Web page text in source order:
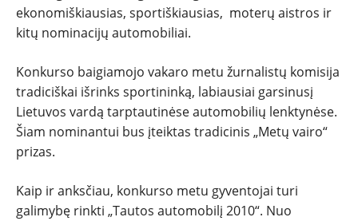
ekonomiškiausias, sportiškiausias, moterų aistros ir
kitų nominacijų automobiliai.
Konkurso baigiamojo vakaro metu žurnalistų komisija
tradiciškai išrinks sportininką, labiausiai garsinusį
Lietuvos vardą tarptautinėse automobilių lenktynėse.
Šiam nominantui bus įteiktas tradicinis „Metų vairo“
prizas.
Kaip ir anksčiau, konkurso metu gyventojai turi
galimybę rinkti „Tautos automobilį 2010“. Nuo